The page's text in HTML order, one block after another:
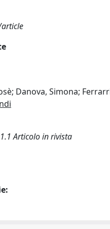
Danova, Simona;
Articolo in rivista